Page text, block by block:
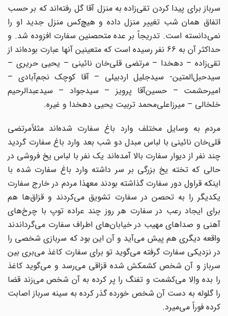
سرباز برای پیدا کردن تقی‌زاده به منزل آقا گل رفته‌اند که بر حسب
‌اتفاق همان شب تغییر منزل داده و هیچ‌کس منزل جدید او را
نمی‌دانسته است.‌ تدریجاً بر عده متحصنین سفارت افزوده شد. و
حداکثر آن به 66 نفر رسیده است که متعینین آنها عبارت ‌بوده‌اند از
تقی‌زاده – دهخدا – مرتضی قلی‌خان نائینی – یحیی حریری –
سیدحبل‌المتین- سیدجلیل ‌اردبیلی – آقا کوچک نجم‌آبادی –
امیرحشمت – حسین‌آقا پرویز – سیدجواد – سیدعبدالرحیم
خلخالی – ‌میرزاعلی‌محمد تربیت یحیی دهخدا و غیره.‌
مردم به وسایل مختلف وارد باغ سفارت شده‌اند مثلاً‌مرتضی
قلی‌خان نائینی با لباس مبدل دو شب بعد ‌وارد باغ سفارت گردید
چند نفر از دیوار سفارت بالا آمده‌اند یک نفر با لباس یخ فروشی در
حالی که تخته ‌یخ بزرگی بر سر داشته وارد باغ سفارت شده با
اینکه قراول دور سفارت گذاشته بودند معهذا مردم در ‌خارج سفارت
یکدیگر را به تحصن در سفارت تشویق می‌کردند و قزاق‌ها هم
برای ایجاد رعب در ‌سفارت هر روز چند عراده توپ با چرخ‌های
آهنی و صداهای مهیب در خیابان‌های اطراف سفارت ‌می‌گرداندند
واقعه دیگری هم پیش می‌آید و آن این بود که سربازی شخصی را
در نزدیکی سفارت گرفته ‌می‌گوید تو برای سفارت کاغذ می‌بری بین
سرباز و آن شخص کشمکش شده قزاقی می‌رسد و می‌گوید ‌کاغذ
را بده واِلا می‌کشمت و تفنگ را پر کرده به آن شخص می‌زند قضا
را گلوله به دست آن شخص ‌خورده گذر کرده به سینه سرباز اصابت
کرده فوراً می‌میرد.‌